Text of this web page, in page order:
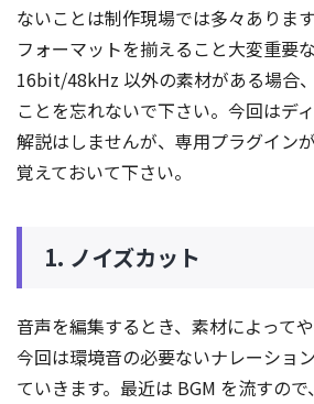
ないことは制作現場では多々ありま
フォーマットを揃えること大変重要
16bit/48kHz 以外の素材がある場合
ことを忘れないで下さい。今回はデ
解説はしませんが、専用プラグイン
覚えておいて下さい。
1. ノイズカット
音声を編集するとき、素材によって
今回は環境音の必要ないナレーショ
ていきます。最近は BGM を流すの